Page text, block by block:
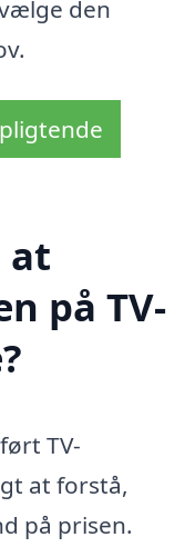
den
at
på TV-
TV-
at forstå,
på prisen.